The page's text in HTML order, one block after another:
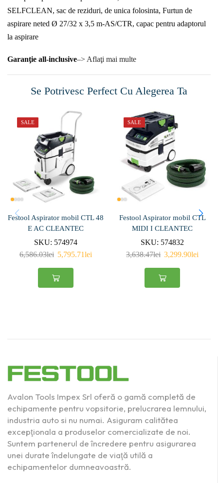
SELFCLEAN, sac de reziduri, de unica folosinta, Furtun de
aspirare neted Ø 27/32 x 3,5 m-AS/CTR, capac pentru adaptorul
la aspirare
Garanţie all-inclusive–> Aflaţi mai multe
Se Potrivesc Perfect Cu Alegerea Ta
SALE
Festool Aspirator mobil CTL 48
E AC CLEANTEC
SKU: 574974
6,586.03lei 5,795.71lei
SALE
Festool Aspirator mobil CTL
MIDI I CLEANTEC
SKU: 574832
3,638.47lei 3,299.90lei
Avalon Tools Impex Srl oferă o gamă completă de
echipamente pentru vopsitorie, prelucrarea lemnului,
industria auto si nu numai. Asiguram calitătea
excepţionala a produselor comercializate de noi.
Suntem partenerul de încredere pentru asigurarea
unei durate îndelungate de viaţă utilă a
echipamentelor dumneavoastră.